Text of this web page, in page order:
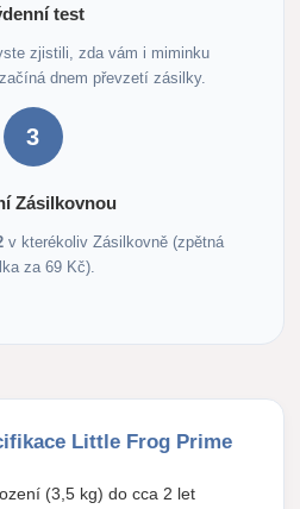
test
zjistili, zda vám i miminku
dnem převzetí zásilky.
3
Zásilkovnou
v kterékoliv Zásilkovně (zpětná
za 69 Kč).
Little Frog Prime
(3,5 kg) do cca 2 let